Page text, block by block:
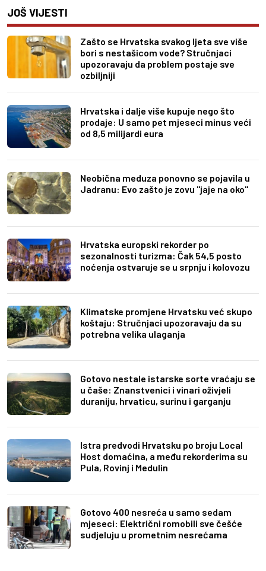
JOŠ VIJESTI
Zašto se Hrvatska svakog ljeta sve više
bori s nestašicom vode? Stručnjaci
upozoravaju da problem postaje sve
ozbiljniji
Hrvatska i dalje više kupuje nego što
prodaje: U samo pet mjeseci minus veći
od 8,5 milijardi eura
Neobična meduza ponovno se pojavila u
Jadranu: Evo zašto je zovu "jaje na oko"
Hrvatska europski rekorder po
sezonalnosti turizma: Čak 54,5 posto
noćenja ostvaruje se u srpnju i kolovozu
Klimatske promjene Hrvatsku već skupo
koštaju: Stručnjaci upozoravaju da su
potrebna velika ulaganja
Gotovo nestale istarske sorte vraćaju se
u čaše: Znanstvenici i vinari oživjeli
duraniju, hrvaticu, surinu i garganju
Istra predvodi Hrvatsku po broju Local
Host domaćina, a među rekorderima su
Pula, Rovinj i Medulin
Gotovo 400 nesreća u samo sedam
mjeseci: Električni romobili sve češće
sudjeluju u prometnim nesrećama